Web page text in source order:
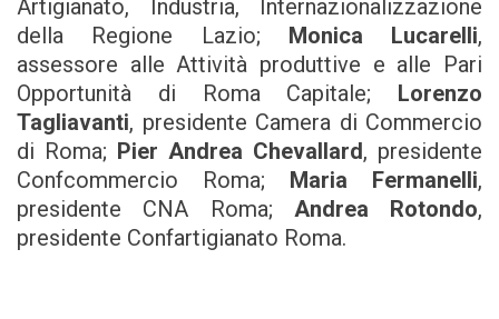
Artigianato, Industria, Internazionalizzazione
della Regione Lazio; Monica Lucarelli,
assessore alle Attività produttive e alle Pari
Opportunità di Roma Capitale; Lorenzo
Tagliavanti, presidente Camera di Commercio
di Roma; Pier Andrea Chevallard, presidente
Confcommercio Roma; Maria Fermanelli,
presidente CNA Roma; Andrea Rotondo,
presidente Confartigianato Roma.